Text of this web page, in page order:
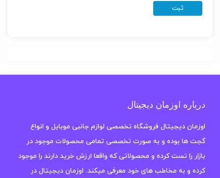
درباره اوزمان دیجیتال
اوزمان دیجیتال فروشگاه تخصصی لوازم جانبی موبایل و انواع
گجت ها بوده و به صورت تخصصی تمامی محصولات موجود در
بازار را تست کرده و محصولاتی که واقعا ارزش خرید دارند را موجود
کرده و به مخاطب های خود معرفی میکند. اوزمان دیجیتال در